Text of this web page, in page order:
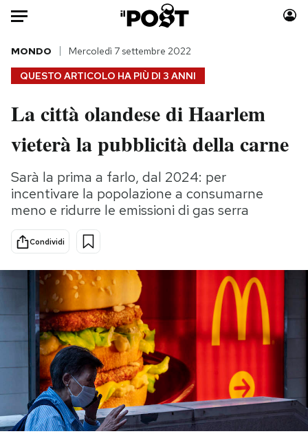
Auto
HOME
Italia
Mondo
Politica
Tecnologia
Internet
Scienza
Cultura
Economia
Sport
Moda
Libri
Consumismi
Storie/Idee
Ok Boomer!
Media
Mondiali calcio 2026
PODCAST
NEWSLETTER
I MIEI PREFERITI
QUESTO ARTICOLO HA PIÙ DI 3 ANNI
MONDO Mercoledì 7 settembre 2022
La città olandese di Haarlem
vieterà la pubblicità della carne
Sarà la prima a farlo, dal 2024: per
incentivare la popolazione a consumarne
meno e ridurre le emissioni di gas serra
Condividi